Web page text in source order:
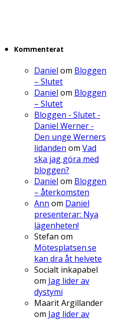
Kommenterat
Daniel om Bloggen
– Slutet
Daniel om Bloggen
– Slutet
Bloggen - Slutet -
Daniel Werner -
Den unge Werners
lidanden om Vad
ska jag göra med
bloggen?
Daniel om Bloggen
– återkomsten
Ann om Daniel
presenterar: Nya
lägenheten!
Stefan om
Mötesplatsen.se
kan dra åt helvete
Socialt inkapabel
om Jag lider av
dystymi
Maarit Argillander
om Jag lider av